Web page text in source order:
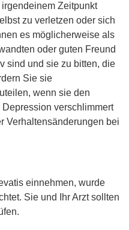
Zeitpunkt
zu verletzen oder sich
es möglicherweise als
oder guten Freund
sind und sie zu bitten, die
Sie sie
wenn sie den
verschlimmert
Verhaltensänderungen bei
einnehmen, wurde
Sie und Ihr Arzt sollten